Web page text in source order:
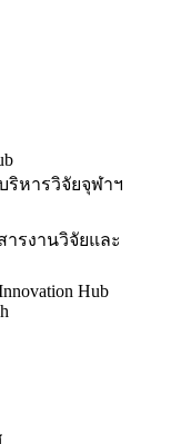
ริหารวิจัยจุฬาฯ
ารงานวิจัยและ
Hub